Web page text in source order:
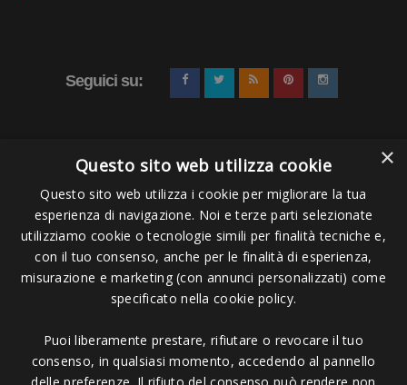
Seguici su:
Pagamenti Accettati
Copyright © 2006 - 2023 - Icarus Project sas
Massa MS - Tel 0585026137 - P.IVA 01151030457 - REA MS 117168
×
Questo sito web utilizza cookie
Questo sito web utilizza i cookie per migliorare la tua
esperienza di navigazione. Noi e terze parti selezionate
utilizziamo cookie o tecnologie simili per finalità tecniche e,
con il tuo consenso, anche per le finalità di esperienza,
misurazione e marketing (con annunci personalizzati) come
specificato nella cookie policy.
Puoi liberamente prestare, rifiutare o revocare il tuo
consenso, in qualsiasi momento, accedendo al pannello